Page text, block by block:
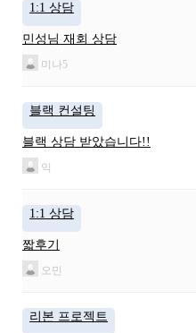
1:1 상담
민성님 재회 상담
미나5
블랙 컨설팅
블랙 상담 받았습니다!!
익
1:1 상담
짧후기
오민
리본 프로젝트